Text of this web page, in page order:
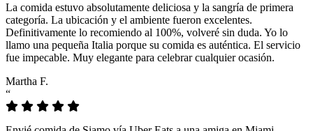
La comida estuvo absolutamente deliciosa y la sangría de primera
categoría. La ubicación y el ambiente fueron excelentes.
Definitivamente lo recomiendo al 100%, volveré sin duda. Yo lo
llamo una pequeña Italia porque su comida es auténtica. El servicio
fue impecable. Muy elegante para celebrar cualquier ocasión.
Martha F.
“